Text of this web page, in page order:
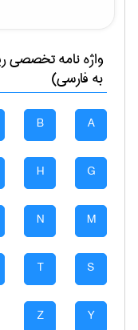
واژه نامه تخصصی
به فارسی)
A
B
G
H
M
N
S
T
Y
Z